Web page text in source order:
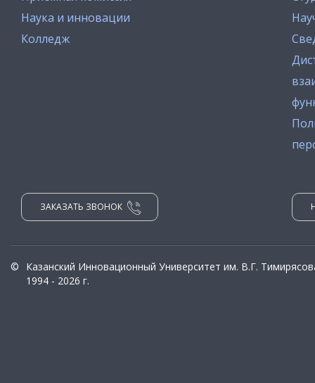
Наука и инновации
Колледж
ЗАКАЗАТЬ ЗВОНОК
©
Казанский Инновационный Университет им. В.Г.
1994 - 2026 г.